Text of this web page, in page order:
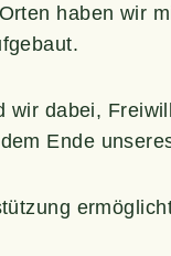
haben wir
wir dabei,
Ende